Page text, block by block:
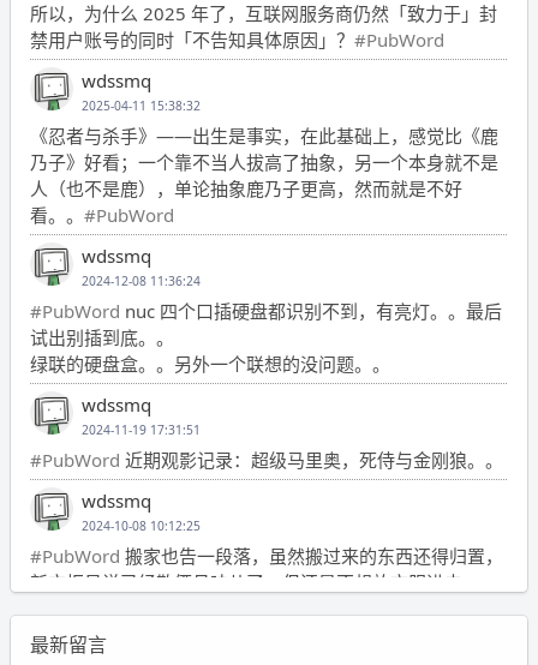
所以，为什么 2025 年了，互联网服务商仍然「致力于」封
禁用户账号的同时「不告知具体原因」？ #PubWord
wdssmq
2025-04-11 15:38:32
《忍者与杀手》——出生是事实，在此基础上，感觉比《鹿
乃子》好看；一个靠不当人拔高了抽象，另一个本身就不是
人（也不是鹿），单论抽象鹿乃子更高，然而就是不好
看。。 #PubWord
wdssmq
2024-12-08 11:36:24
#PubWord nuc 四个口插硬盘都识别不到，有亮灯。。最后
试出别插到底。。
绿联的硬盘盒。。另外一个联想的没问题。。
wdssmq
2024-11-19 17:31:51
#PubWord 近期观影记录：超级马里奥，死侍与金刚狼。。
wdssmq
2024-10-08 10:12:25
#PubWord 搬家也告一段落，虽然搬过来的东西还得归置，
新衣柜虽说已经散俩月味儿了，但还是不想放衣服进去。
wdssmq
2024-09-23 21:00:49
最新留言